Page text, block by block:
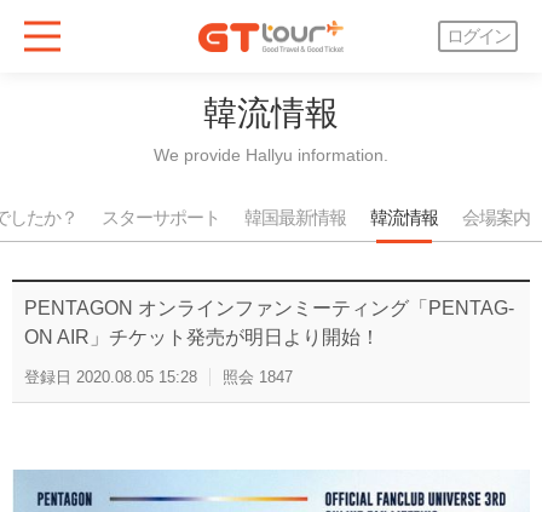
ログイン
韓流情報
We provide Hallyu information.
したか？ スターサポート 韓国最新情報 韓流情報 会場案内
PENTAGON オンラインファンミーティング「PENTAG-
ON AIR」チケット発売が明日より開始！
登録日 2020.08.05 15:28 照会 1847